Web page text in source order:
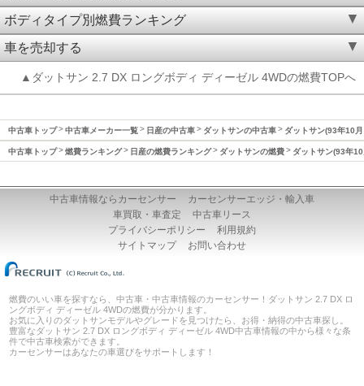
ボディタイプ別燃費ランキング
車を売却する
▲ダットサン 2.7 DX ロングボディ ディーゼル 4WDの燃費TOPへ
中古車トップ 中古車メーカー一覧 日産の中古車 ダットサンの中古車 ダットサン(93年10
中古車トップ 燃費ランキング 日産の燃費ランキング ダットサンの燃費 ダットサン(93年
中古車情報ならカーセンサー
カーセンサーエッジ・輸入車
車買取・車査定
中古車リース
プライバシーポリシー
利用規約
サイトマップ
お問い合わせ
燃費のいい車を探すなら、中古車・中古車情報のカーセンサー！ダットサン 2.7 DX ロ
ングボディ ディーゼル 4WDの燃費が分かります。
お気に入りのダットサンモデルやグレードを見つけたら、お得・納得の中古車探し。
豊富なダットサン 2.7 DX ロングボディ ディーゼル 4WD中古車情報の中から様々な条
件で中古車検索ができます。
カーセンサーはあなたの車選びをサポートします！